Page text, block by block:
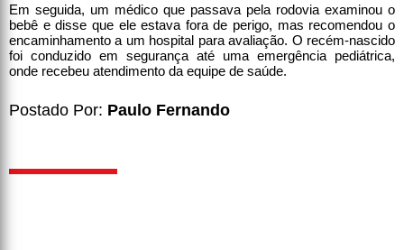
Em seguida, um médico que passava pela rodovia examinou o
bebê e disse que ele estava fora de perigo, mas recomendou o
encaminhamento a um hospital para avaliação. O recém-nascido
foi conduzido em segurança até uma emergência pediátrica,
onde recebeu atendimento da equipe de saúde.
Postado Por: Paulo Fernando